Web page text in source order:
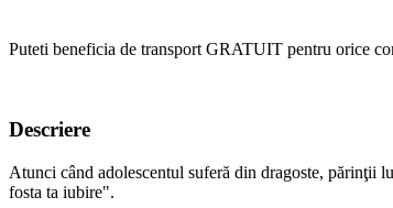
Puteti beneficia de transport GRATUIT pentru orice
Descriere
Atunci când adolescentul suferă din dragoste, părinţii
fosta ta iubire".